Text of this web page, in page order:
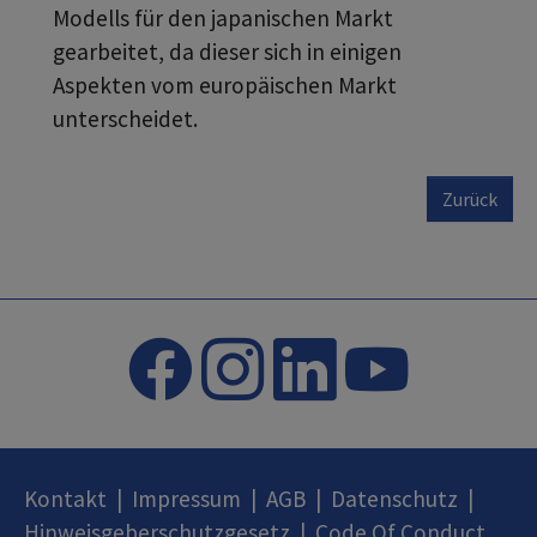
Modells für den japanischen Markt
gearbeitet, da dieser sich in einigen
Aspekten vom europäischen Markt
unterscheidet.
Zurück
Kontakt Impressum AGB Datenschutz